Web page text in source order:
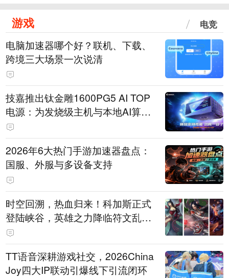
游戏 电竞
电脑加速器哪个好？联机、下载、
跨境三大场景一次说清
技嘉推出钛金雕1600PG5 AI TOP
电源：为发烧级主机与本地AI算力
打造旗舰供电方案
2026年6大热门手游加速器盘点：
国服、外服与多设备支持
时空回溯，热血归来！科加斯正式
登陆峡谷，英雄之力降临符文乱
斗！
TT语音深耕游戏社交，2026China
Joy四大IP联动引爆线下引流闭环